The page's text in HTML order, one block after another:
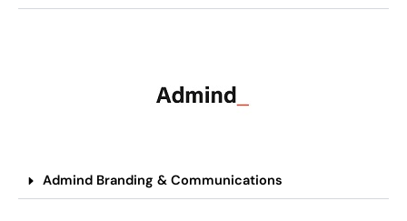
Admind Branding & Communications